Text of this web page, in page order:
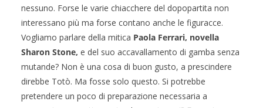
nessuno. Forse le varie chiacchere del dopopartita non
interessano più ma forse contano anche le figuracce.
Vogliamo parlare della mitica Paola Ferrari, novella
Sharon Stone, e del suo accavallamento di gamba senza
mutande? Non è una cosa di buon gusto, a prescindere
direbbe Totò. Ma fosse solo questo. Si potrebbe
pretendere un poco di preparazione necessaria a